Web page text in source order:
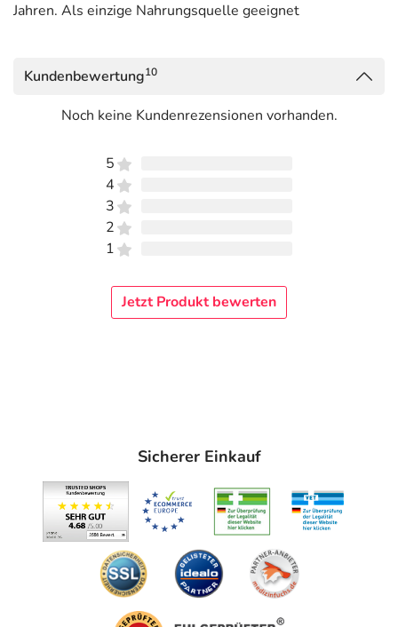
Jahren. Als einzige Nahrungsquelle geeignet
Kundenbewertung10
Noch keine Kundenrezensionen vorhanden.
5
4
3
2
1
Jetzt Produkt bewerten
Sicherer Einkauf